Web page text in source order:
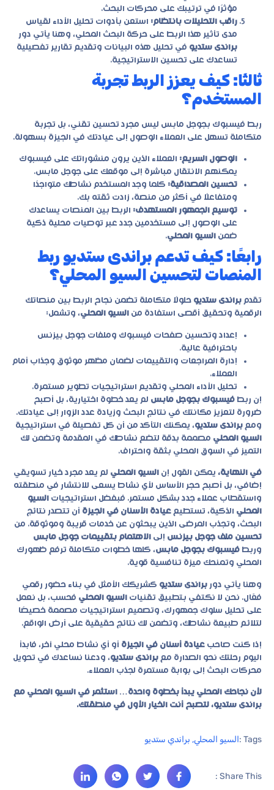
مؤثرًا في ترتيبك على محركات البحث.
راقب التحليلات بانتظام: استعن بأدوات تحليل الأداء لقياس
مدى تأثير هذا الربط على حركة البحث المحلي، وهنا يأتي دور
براندى ستديو في تحليل هذه البيانات وتقديم تقارير تفصيلية
تساعدك على تحسين الاستراتيجية.
ثالثًا: كيف يعزز الربط تجربة
المستخدم؟
ربط فيسبوك بجوجل مابس ليس مجرد تحسين تقني، بل تجربة
متكاملة تسهل على العملاء الوصول إلى عيادتك في الجيزة بسهولة.
الوصول السريع: العملاء الذين يرون منشوراتك على فيسبوك
يمكنهم الانتقال مباشرة إلى موقعك على جوجل مابس.
تحسين المصداقية: كلما وجد المستخدم نشاطك متواجدًا
ومتفاعلًا في أكثر من منصة، زادت ثقته بك.
توسيع الجمهور المستهدف: الربط بين المنصات يساعدك
على الوصول إلى مستخدمين جدد عبر توصيات محلية ذكية
ضمن السيو المحلي.
رابعًا: كيف تدعم براندى ستديو ربط
المنصات لتحسين السيو المحلي؟
تقدم براندى ستديو حلولًا متكاملة تضمن نجاح الربط بين منصاتك
الرقمية وتحقيق أقصى استفادة من السيو المحلي، وتشمل:
إعداد وتحسين صفحات فيسبوك وملفات جوجل بيزنس
باحترافية عالية.
إدارة المراجعات والتقييمات لضمان مظهر موثوق وجذاب أمام
العملاء.
تحليل الأداء المحلي وتقديم استراتيجيات تطوير مستمرة.
إن ربط فيسبوك بجوجل مابس لم يعد خطوة اختيارية، بل أصبح
ضرورة لتعزيز مكانتك في نتائج البحث وزيادة عدد الزوار إلى عيادتك.
ومع براندى ستديو، يمكنك التأكد من أن كل تفصيلة في استراتيجية
السيو المحلي مصممة بدقة لتضع نشاطك في المقدمة وتضمن لك
التميز في السوق المحلي بثقة واحتراف.
في النهاية، يمكن القول إن السيو المحلي لم يعد مجرد خيار تسويقي
إضافي، بل أصبح حجر الأساس لأي نشاط يسعى للانتشار في منطقته
واستقطاب عملاء جدد بشكل مستمر. فبفضل استراتيجيات السيو
المحلي الذكية، تستطيع عيادة الأسنان في الجيزة أن تتصدر نتائج
البحث، وتجذب المرضى الذين يبحثون عن خدمات قريبة وموثوقة. من
تحسين ملف جوجل بيزنس إلى الاهتمام بتقييمات جوجل مابس
وربط فيسبوك بجوجل مابس، كلها خطوات متكاملة ترفع ظهورك
المحلي وتمنحك ميزة تنافسية قوية.
وهنا يأتي دور براندى ستديو كشريكك الأمثل في بناء حضور رقمي
فعّال. نحن لا نكتفي بتطبيق تقنيات السيو المحلي فحسب، بل نعمل
على تحليل سلوك جمهورك، وتصميم استراتيجيات مصممة خصيصًا
لتلائم طبيعة نشاطك، وتضمن لك نتائج حقيقية على أرض الواقع.
إذا كنت صاحب عيادة أسنان في الجيزة أو أي نشاط محلي آخر، فابدأ
اليوم رحلتك نحو الصدارة مع براندى ستديو، ودعنا نساعدك في تحويل
محركات البحث إلى بوابة مستمرة لجذب العملاء.
لأن نجاحك المحلي يبدأ بخطوة واحدة… استثمر في السيو المحلي مع
براندى ستديو، لتصبح أنت الخيار الأول في منطقتك.
Tags : السيو المحلي, براندي ستديو
Share This :